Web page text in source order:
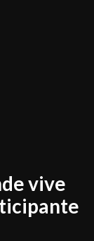
vive